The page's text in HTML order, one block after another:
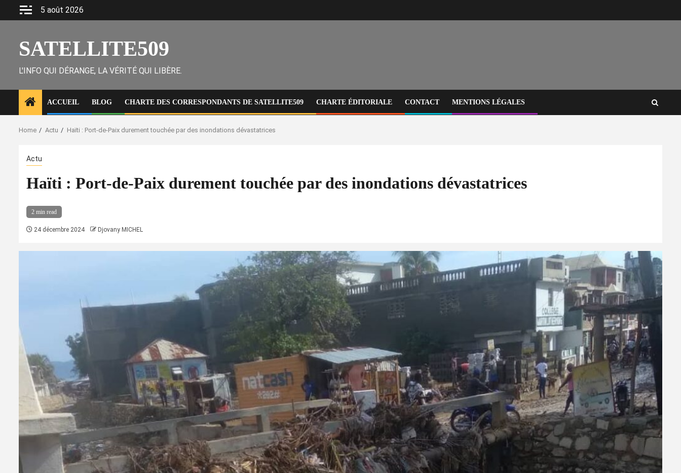
5 août 2026
SATELLITE509
L'INFO QUI DÉRANGE, LA VÉRITÉ QUI LIBÈRE.
ACCUEIL BLOG CHARTE DES CORRESPONDANTS DE SATELLITE509 CHARTE ÉDITORIALE CONTACT MENTIONS LÉGALES
Home Actu Haïti : Port-de-Paix durement touchée par des inondations dévastatrices
Actu
Haïti : Port-de-Paix durement touchée par des inondations dévastatrices
2 min read
24 décembre 2024 Djovany MICHEL